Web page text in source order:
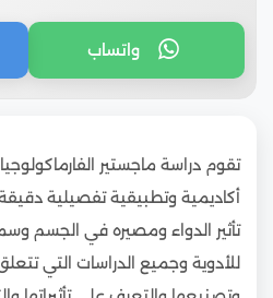
واتساب
تقوم دراسة ماجستير
أكاديمية وتطبيقية تفصيلية
تأثير الدواء ومصيره في الجسم
للأدوية وجميع الدراسات التي